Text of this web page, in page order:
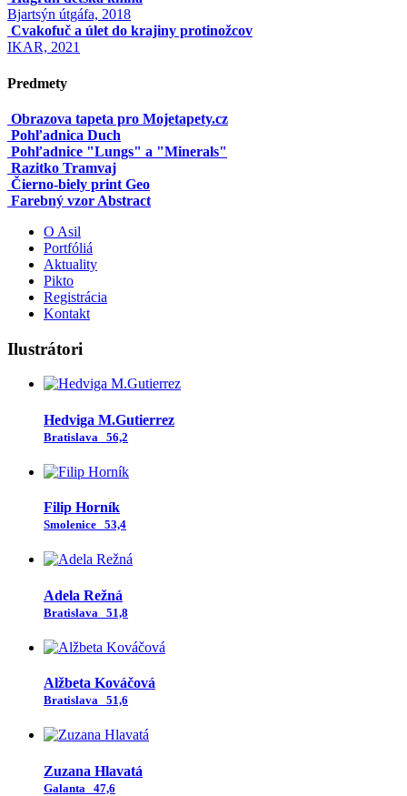
Bjartsýn útgáfa, 2018
Cvakofuč a úlet do krajiny protinožcov
IKAR, 2021
Predmety
Obrazova tapeta pro Mojetapety.cz
Pohľadnica Duch
Pohľadnice "Lungs" a "Minerals"
Razitko Tramvaj
Čierno-biely print Geo
Farebný vzor Abstract
O Asil
Portfóliá
Aktuality
Pikto
Registrácia
Kontakt
Ilustrátori
Hedviga M.Gutierrez
Bratislava 56,2
Filip Horník
Smolenice 53,4
Adela Režná
Bratislava 51,8
Alžbeta Kováčová
Bratislava 51,6
Zuzana Hlavatá
Galanta 47,6